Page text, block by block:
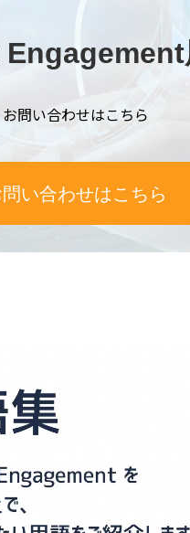
お問い合わせはこちら
問い合わせはこちら